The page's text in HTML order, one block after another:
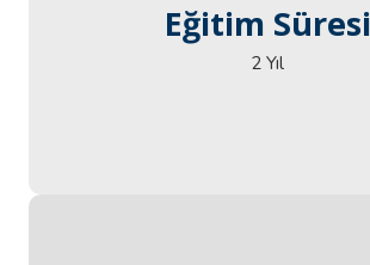
Eğitim Süresi
Eğitim Süresi
2 Yıl